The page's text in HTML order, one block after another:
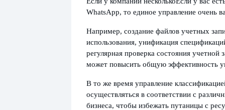
WhatsApp, то единое управление очень
Например, создание файлов учетных
использования, унификация
регулярная проверка состояния учетной
может повысить общую эффективность
В то же время управление
осуществляться в соответствии с
бизнеса, чтобы избежать путаницы с